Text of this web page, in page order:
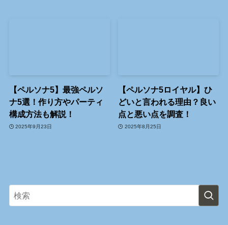
【ペルソナ5】最強ペルソ
ナ5選！作り方やパーティ
構成方法も解説！
2025年9月23日
【ペルソナ5ロイヤル】ひ
どいと言われる理由？良い
点と悪い点を調査！
2025年8月25日